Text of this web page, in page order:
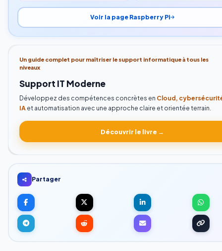
Voir la page Raspberry Pi
Un guide complet pour maîtriser le support informatique à tous les
niveaux
Support IT Moderne
Développez des compétences concrètes en Cloud,
IA et automatisation avec une approche claire et orientée terrain.
Découvrir le livre →
Partager